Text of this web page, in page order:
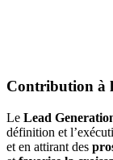
Contribution à
Le Lead
définition et
et en attirant des